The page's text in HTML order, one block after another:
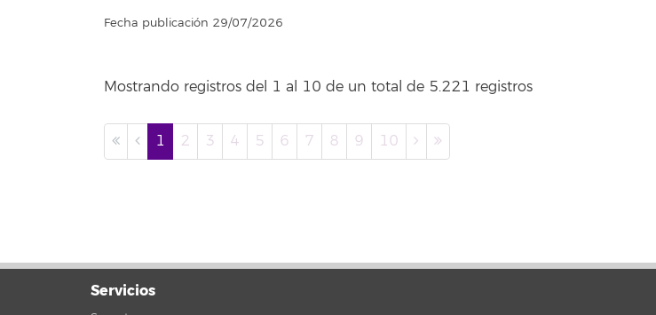
Fecha publicación 29/07/2026
Mostrando registros del 1 al 10 de un total de 5.221 registros
1 2 3 4 5 6 7 8 9 10
Servicios